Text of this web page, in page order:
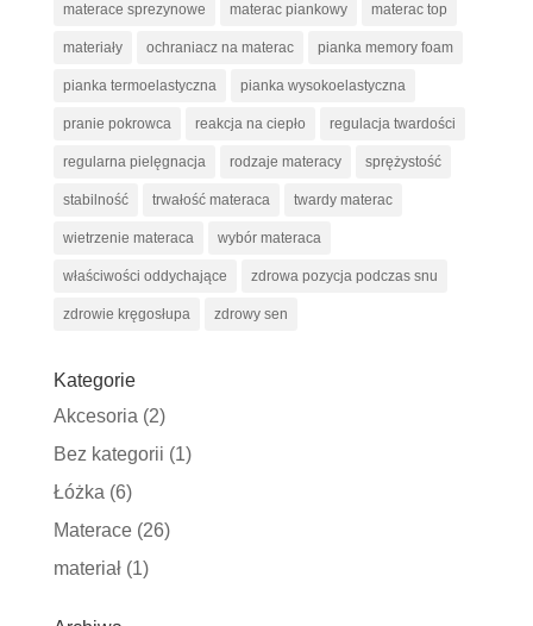
materace sprezynowe materac piankowy materac top
materiały ochraniacz na materac pianka memory foam
pianka termoelastyczna pianka wysokoelastyczna
pranie pokrowca reakcja na ciepło regulacja twardości
regularna pielęgnacja rodzaje materacy sprężystość
stabilność trwałość materaca twardy materac
wietrzenie materaca wybór materaca
właściwości oddychające zdrowa pozycja podczas snu
zdrowie kręgosłupa zdrowy sen
Kategorie
Akcesoria (2)
Bez kategorii (1)
Łóżka (6)
Materace(26)
materiał(1)